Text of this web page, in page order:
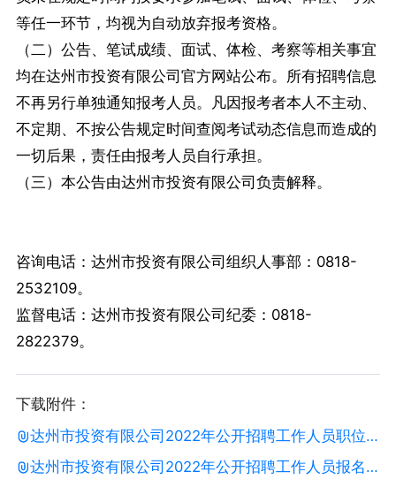
等任一环节，均视为自动放弃报考资格。
（二）公告、笔试成绩、面试、体检、考察等相关事宜
均在达州市投资有限公司官方网站公布。所有招聘信息
不再另行单独通知报考人员。凡因报考者本人不主动、
不定期、不按公告规定时间查阅考试动态信息而造成的
一切后果，责任由报考人员自行承担。
（三）本公告由达州市投资有限公司负责解释。
咨询电话：达州市投资有限公司组织人事部：0818-
2532109。
监督电话：达州市投资有限公司纪委：0818-
2822379。
下载附件：
达州市投资有限公司2022年公开招聘工作人员职位表.docx
达州市投资有限公司2022年公开招聘工作人员报名表.docx